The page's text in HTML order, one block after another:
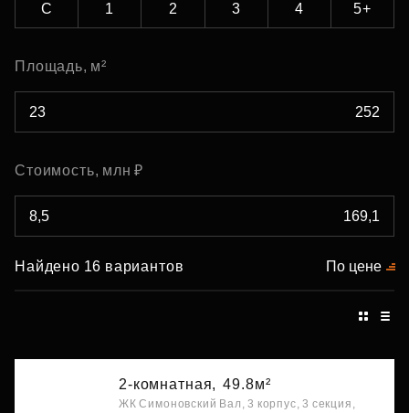
С 1 2 3 4 5+
Площадь, м²
Стоимость, млн ₽
Найдено 16 вариантов По цене
2-комнатная, 49.8м²
ЖК Симоновский Вал, 3 корпус, 3 секция,